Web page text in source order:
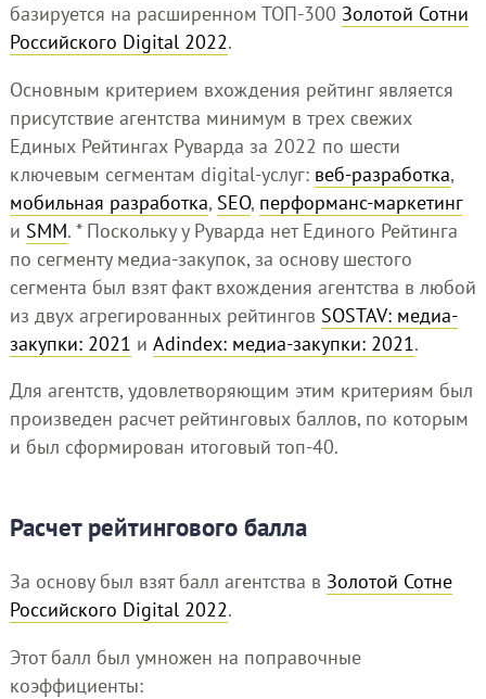
базируется на расширенном ТОП-300 Золотой Сотни
Российского Digital 2022.
Основным критерием вхождения рейтинг является
присутствие агентства минимум в трех свежих
Единых Рейтингах Руварда за 2022 по шести
ключевым сегментам digital-услуг: веб-разработка,
мобильная разработка, SEO, перформанс-маркетинг
и SMM. * Поскольку у Руварда нет Единого Рейтинга
по сегменту медиа-закупок, за основу шестого
сегмента был взят факт вхождения агентства в любой
из двух агрегированных рейтингов SOSTAV: медиа-
закупки: 2021 и Adindex: медиа-закупки: 2021.
Для агентств, удовлетворяющим этим критериям был
произведен расчет рейтинговых баллов, по которым
и был сформирован итоговый топ-40.
Расчет рейтингового балла
За основу был взят балл агентства в Золотой Сотне
Российского Digital 2022.
Этот балл был умножен на поправочные
коэффициенты: